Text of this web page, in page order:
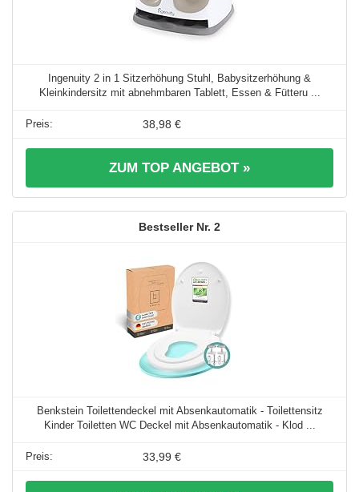
Ingenuity 2 in 1 Sitzerhöhung Stuhl, Babysitzerhöhung &
Kleinkindersitz mit abnehmbaren Tablett, Essen & Fütteru ...
38,98 €
ZUM TOP ANGEBOT »
2
Benkstein Toilettendeckel mit Absenkautomatik - Toilettensitz
Kinder Toiletten WC Deckel mit Absenkautomatik - Klod ...
33,99 €